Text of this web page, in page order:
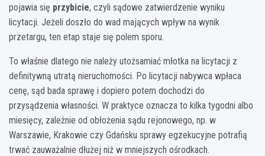
pojawia się przybicie, czyli sądowe zatwierdzenie wyniku
licytacji. Jeżeli doszło do wad mających wpływ na wynik
przetargu, ten etap staje się polem sporu.
To właśnie dlatego nie należy utożsamiać młotka na licytacji z
definitywną utratą nieruchomości. Po licytacji nabywca wpłaca
cenę, sąd bada sprawę i dopiero potem dochodzi do
przysądzenia własności. W praktyce oznacza to kilka tygodni albo
miesięcy, zależnie od obłożenia sądu rejonowego, np. w
Warszawie, Krakowie czy Gdańsku sprawy egzekucyjne potrafią
trwać zauważalnie dłużej niż w mniejszych ośrodkach.